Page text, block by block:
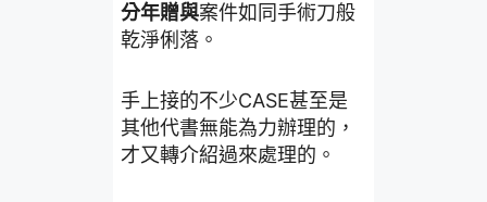
分年贈與案件如同手術刀般
乾淨俐落。
手上接的不少CASE甚至是
其他代書無能為力辦理的，
才又轉介紹過來處理的。